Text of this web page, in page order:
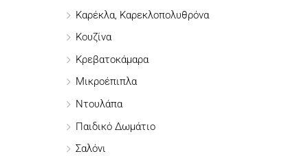
Καρέκλα, Καρεκλοπολυθρόνα
Κουζίνα
Κρεβατοκάμαρα
Μικροέπιπλα
Ντουλάπα
Παιδικό Δωμάτιο
Σαλόνι